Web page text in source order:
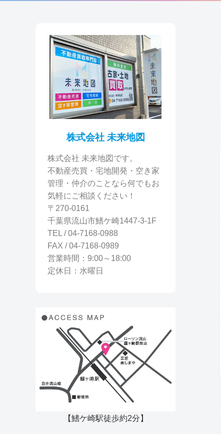
株式会社 未来地図
株式会社 未来地図です。
不動産売買・宅地開発・空き家
管理・仲介のことなら何でもお
気軽にご相談ください！
〒270-0161
千葉県流山市鰭ケ崎1447-3-1F
TEL / 04-7168-0988
FAX / 04-7168-0989
営業時間：9:00～18:00
定休日：水曜日
【鰭ケ崎駅徒歩約2分】